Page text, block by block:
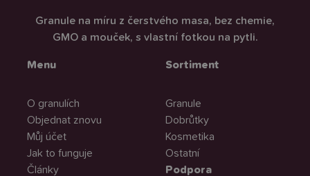
Granule na míru z čerstvého masa, bez chemie,
GMO a mouček, s vlastní fotkou na pytli.
Menu
O granulích
Objednat znovu
Můj účet
Jak to funguje
Články
Sortiment
Granule
Dobrůtky
Kosmetika
Ostatní
Podpora